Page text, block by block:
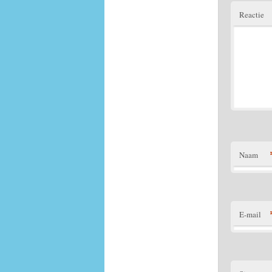
Reactie
Naam
E-mail